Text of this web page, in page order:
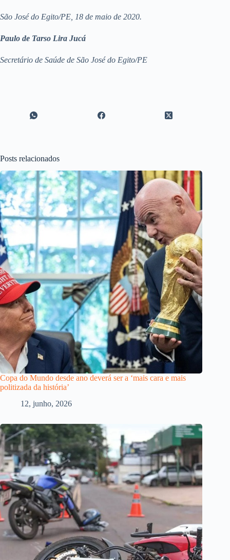
São José do Egito/PE, 18 de maio de 2020.
Paulo de Tarso Lira Jucá
Secretário de Saúde de São José do Egito/PE
Posts relacionados
Copa do Mundo desde ano deverá ser a ‘mais cara e mais
politizada da história’
12, junho, 2026